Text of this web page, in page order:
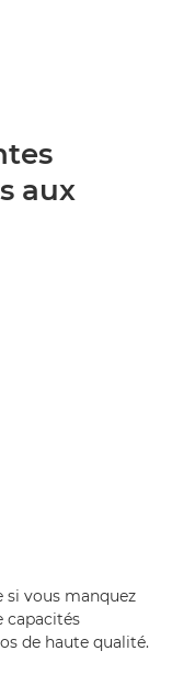
aux
si vous manquez
capacités
de haute qualité.